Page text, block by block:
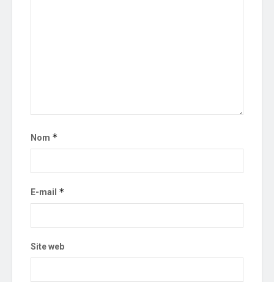
Nom *
E-mail *
Site web